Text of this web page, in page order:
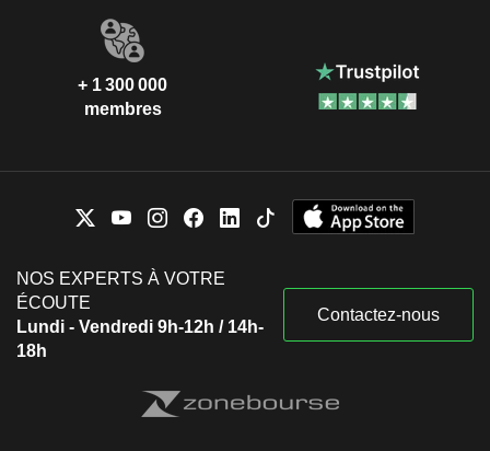
+ 1 300 000
membres
NOS EXPERTS À VOTRE
ÉCOUTE
Lundi - Vendredi 9h-12h / 14h-
18h
Contactez-nous